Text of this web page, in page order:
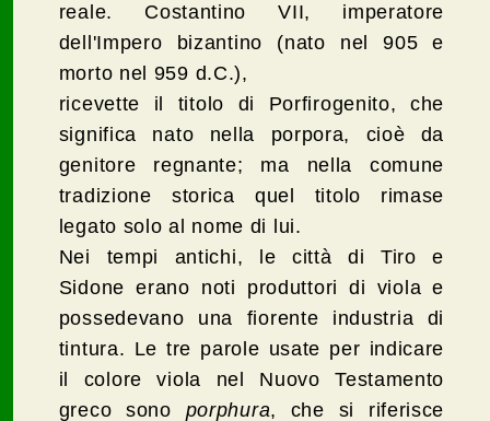
reale. Costantino VII, imperatore
dell'Impero bizantino (nato nel 905 e
morto nel 959 d.C.),
ricevette il titolo di Porfirogenito, che
significa nato nella porpora, cioè da
genitore regnante; ma nella comune
tradizione storica quel titolo rimase
legato solo al nome di lui.
Nei tempi antichi, le città di Tiro e
Sidone erano noti produttori di viola e
possedevano una fiorente industria di
tintura. Le tre parole usate per indicare
il colore viola nel Nuovo Testamento
greco sono porphura, che si riferisce